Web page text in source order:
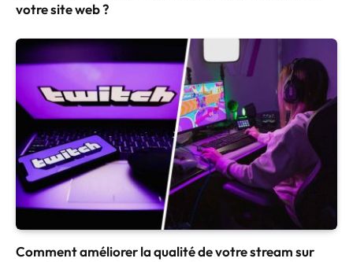
votre site web ?
Comment améliorer la qualité de votre stream sur